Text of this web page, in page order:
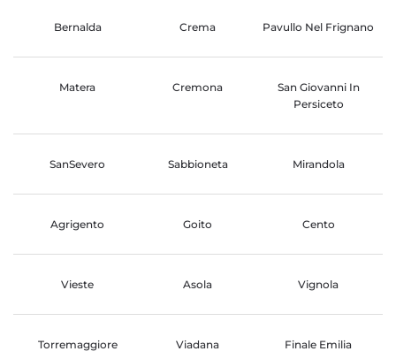
Bernalda Crema Pavullo Nel Frignano
Matera Cremona
San Giovanni In
Persiceto
SanSevero Sabbioneta Mirandola
Agrigento Goito Cento
Vieste Asola Vignola
Torremaggiore Viadana Finale Emilia